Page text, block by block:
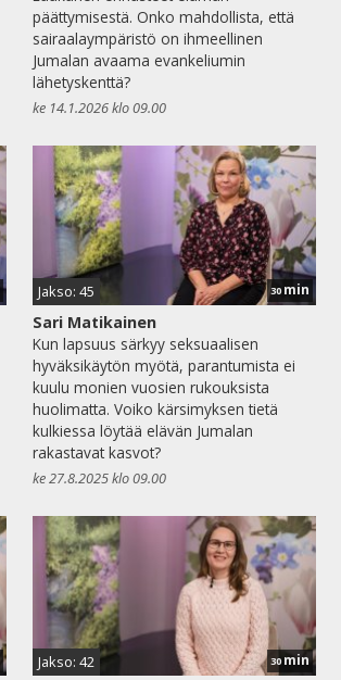
päättymisestä. Onko mahdollista, että
sairaalaympäristö on ihmeellinen
Jumalan avaama evankeliumin
lähetyskenttä?
ke 14.1.2026 klo 09.00
Jakso: 45 30 min
Sari Matikainen
Kun lapsuus särkyy seksuaalisen
hyväksikäytön myötä, parantumista ei
kuulu monien vuosien rukouksista
huolimatta. Voiko kärsimyksen tietä
kulkiessa löytää elävän Jumalan
rakastavat kasvot?
ke 27.8.2025 klo 09.00
Jakso: 42 30 min